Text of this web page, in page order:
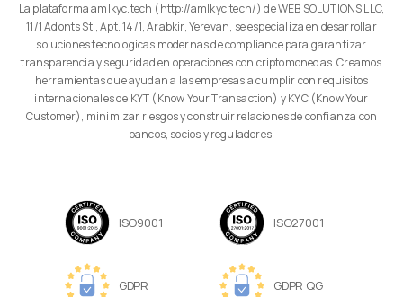
La plataforma amlkyc.tech (http://amlkyc.tech/) de WEB SOLUTIONS LLC,
11/1 Adonts St., Apt. 14/1, Arabkir, Yerevan, se especializa en desarrollar
soluciones tecnologicas modernas de compliance para garantizar
transparencia y seguridad en operaciones con criptomonedas. Creamos
herramientas que ayudan a las empresas a cumplir con requisitos
internacionales de KYT (Know Your Transaction) y KYC (Know Your
Customer), minimizar riesgos y construir relaciones de confianza con
bancos, socios y reguladores.
ISO9001 ISO27001
GDPR GDPR QG